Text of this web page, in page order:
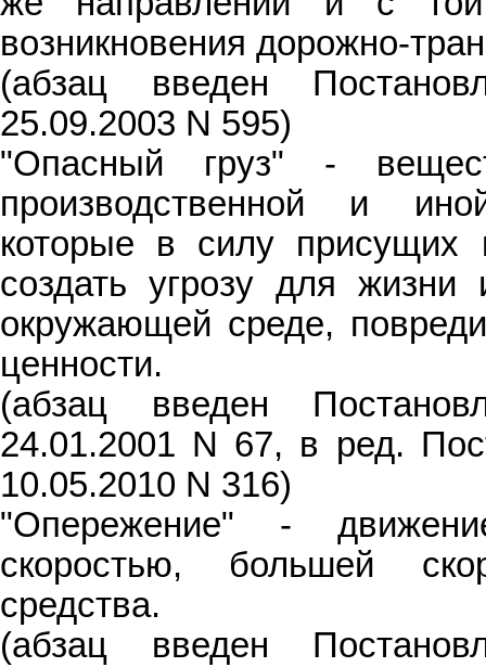
возникновения дорожно-
(абзац введен
25.09.2003 N 595)
"Опасный груз" -
производственной и
которые в силу присущих
создать угрозу для
окружающей среде,
ценности.
(абзац введен
24.01.2001 N 67, в ред.
10.05.2010 N 316)
"Опережение" -
скоростью, большей
средства.
(абзац введен